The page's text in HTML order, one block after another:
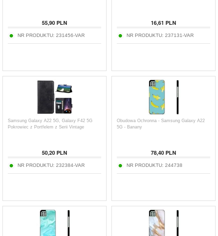
55,90 PLN
NR PRODUKTU: 231456-VAR
16,61 PLN
NR PRODUKTU: 237131-VAR
Samsung Galaxy A22 5G, Galaxy F42 5G
Pokrowiec z Portfelem z Serii Vintage
50,20 PLN
NR PRODUKTU: 232384-VAR
Obudowa Ochronna - Samsung Galaxy A22
5G - Banany
78,40 PLN
NR PRODUKTU: 244738